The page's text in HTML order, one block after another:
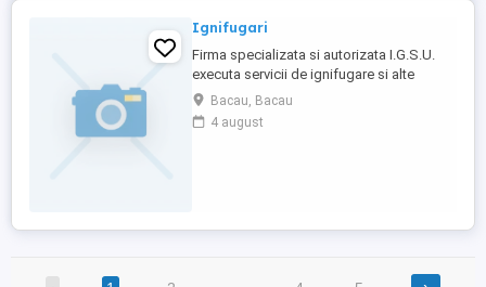
Ignifugari
Firma specializata si autorizata I.G.S.U.
executa servicii de ignifugare si alte
tratamente la lemn la cele mai avantajoase
preturi in toata tara. Tel 0751148128
Bacau, Bacau
4 august